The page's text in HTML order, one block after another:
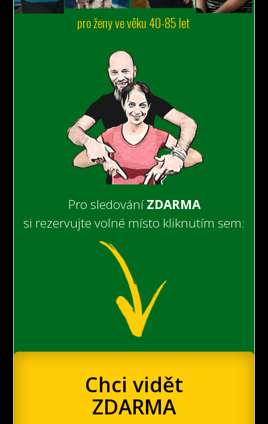
pro ženy ve věku 40-85 let
Pro sledováníZDARMA
si rezervujte volné místo kliknutím sem:
Chci vidět
ZDARMA